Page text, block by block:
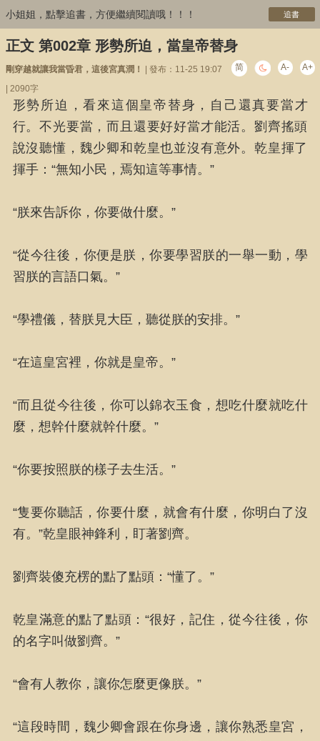
小姐姐，點擊追書，方便繼續閱讀哦！！！ 追書
正文 第002章 形勢所迫，當皇帝替身
剛穿越就讓我當昏君，這後宮真潤！
| 發布：11-25 19:07
| 2090字
简 A- A+
形勢所迫，看來這個皇帝替身，自己還真要當才
行。不光要當，而且還要好好當才能活。劉齊搖頭
說沒聽懂，魏少卿和乾皇也並沒有意外。乾皇揮了
揮手：“無知小民，焉知這等事情。”
“朕來告訴你，你要做什麼。”
“從今往後，你便是朕，你要學習朕的一舉一動，學
習朕的言語口氣。”
“學禮儀，替朕見大臣，聽從朕的安排。”
“在這皇宮裡，你就是皇帝。”
“而且從今往後，你可以錦衣玉食，想吃什麼就吃什
麼，想幹什麼就幹什麼。”
“你要按照朕的樣子去生活。”
“隻要你聽話，你要什麼，就會有什麼，你明白了沒
有。”乾皇眼神鋒利，盯著劉齊。
劉齊裝傻充楞的點了點頭：“懂了。”
乾皇滿意的點了點頭：“很好，記住，從今往後，你
的名字叫做劉齊。”
“會有人教你，讓你怎麼更像朕。”
“這段時間，魏少卿會跟在你身邊，讓你熟悉皇宮，